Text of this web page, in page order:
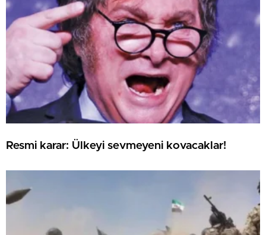
Resmi karar: Ülkeyi sevmeyeni kovacaklar!